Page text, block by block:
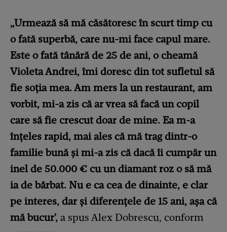
„Urmează să mă căsătoresc în scurt timp cu
o fată superbă, care nu-mi face capul mare.
Este o fată tânără de 25 de ani, o cheamă
Violeta Andrei, îmi doresc din tot sufletul să
fie soția mea. Am mers la un restaurant, am
vorbit, mi-a zis că ar vrea să facă un copil
care să fie crescut doar de mine. Ea m-a
înțeles rapid, mai ales că mă trag dintr-o
familie bună și mi-a zis că dacă îi cumpăr un
inel de 50.000 € cu un diamant roz o să mă
ia de bărbat. Nu e ca cea de dinainte, e clar
pe interes, dar și diferențele de 15 ani, așa că
mă bucur', a spus Alex Dobrescu, conform